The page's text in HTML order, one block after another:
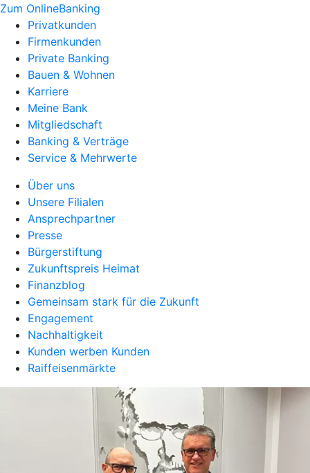
Zum OnlineBanking
Privatkunden
Firmenkunden
Private Banking
Bauen & Wohnen
Karriere
Meine Bank
Mitgliedschaft
Banking & Verträge
Service & Mehrwerte
Über uns
Unsere Filialen
Ansprechpartner
Presse
Bürgerstiftung
Zukunftspreis Heimat
Finanzblog
Gemeinsam stark für die Zukunft
Engagement
Nachhaltigkeit
Kunden werben Kunden
Raiffeisenmärkte